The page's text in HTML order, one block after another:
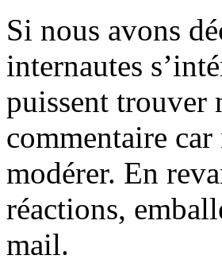
Si nous avons
internautes
puissent trouver
commentaire
modérer. En
réactions,
mail.